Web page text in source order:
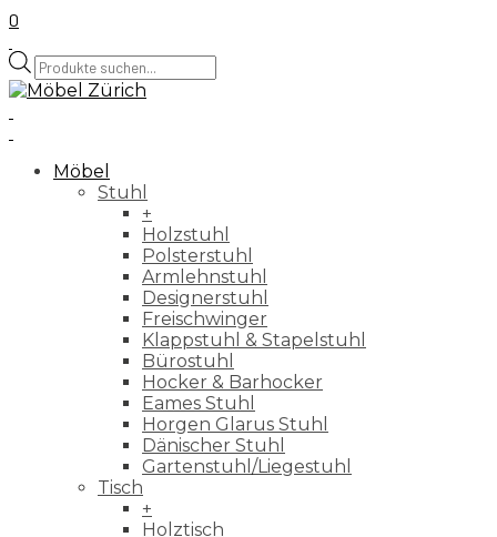
0
Products
search
Möbel
Stuhl
+
Holzstuhl
Polsterstuhl
Armlehnstuhl
Designerstuhl
Freischwinger
Klappstuhl & Stapelstuhl
Bürostuhl
Hocker & Barhocker
Eames Stuhl
Horgen Glarus Stuhl
Dänischer Stuhl
Gartenstuhl/Liegestuhl
Tisch
+
Holztisch